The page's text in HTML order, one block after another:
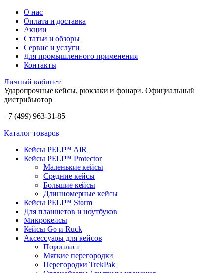
О нас
Оплата и доставка
Акции
Статьи и обзоры
Сервис и услуги
Для промышленного применения
Контакты
Личный кабинет
Ударопрочные кейсы, рюкзаки и фонари. Официальный
дистрибьютор
+7 (499) 963-31-85
Каталог товаров
Кейсы PELI™ AIR
Кейсы PELI™ Protector
Маленькие кейсы
Средние кейсы
Большие кейсы
Длинномерные кейсы
Кейсы PELI™ Storm
Для планшетов и ноутбуков
Микрокейсы
Кейсы Go и Ruck
Аксессуары для кейсов
Поропласт
Мягкие перегородки
Перегородки TrekPak